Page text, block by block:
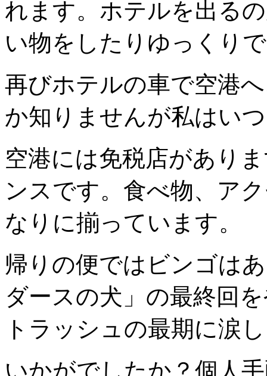
れます。ホテルを出る
い物をしたりゆっくり
再びホテルの車で空港
か知りませんが私はい
空港には免税店があり
ンスです。食べ物、ア
なりに揃っています。
帰りの便ではビンゴは
ダースの犬」の最終回
トラッシュの最期に涙
いかがでしたか？個人